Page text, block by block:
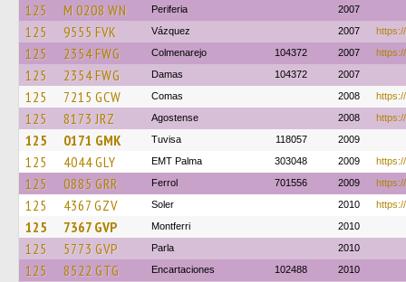
125 M 0208 WN Periferia 2007
125 9555 FVK Vázquez 2007
125 2354 FWG Colmenarejo 104372 2007
125 2354 FWG Damas 104372 2007
125 7215 GCW Comas 2008
125 8173 JRZ Agostense 2008
125 0171 GMK Tuvisa 118057 2009
125 4044 GLY EMT Palma 303048 2009
125 0885 GRR Ferrol 701556 2009
125 4367 GZV Soler 2010
125 7367 GVP Montferri 2010
125 5773 GVP Parla 2010
125 8522 GTG Encartaciones 102488 2010